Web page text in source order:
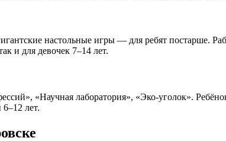
настольные игры — для ребят
и для девочек 7–14 лет.
«Научная лаборатория», «Эко-уголок».
лет.